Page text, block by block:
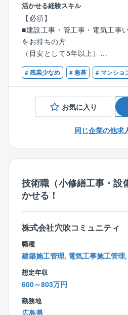
績を着実に伸ばしています。
【事業概要】
グループで展開する「サーパス
め、分譲マンションやビル等の
してマンションにお住まいの
り、資産価値を維持し続ける
す。
【具体的な業務内容】
■工事提案：フロント担当(営業
工事提案(工事の内容の説明／
います。
■工事施工管理：工事がスムー
工事業者への指導、品質チェ
■見積書作成：マンション不具
■長期修繕計画表作成：修繕工
するための修繕計画を作成しま
■設備点検の確認：関係業者に
※夜間、休日出勤は基本少なめ
場合は振替休日を取得いただき
【同ポジションで働く魅力】
■ご経験を活かして働き方改善可
年間休日129日、所定労働時間
間、フレックス制度導入等、プ
がら業務に取り組むことができ
で長期的就業が可能です！
■安定基盤で安心して就業可能！
活かせる経験スキル
【必須】
■建設工事・管工事・電気工事
をお持ちの方
（目安として5年以上）
■普通自動車免許第一種
【歓迎】
■建築士・建築施工管理技士・
気主任技術者などの資格をお
# 残業少なめ # 急募 # マンショ
お気に入り
同じ企業の他求
技術職（小修繕工事・設
かせる！
株式会社穴吹コミュニティ
職種
建築施工管理, 電気工事施工管理
想定年収
600～803万円
勤務地
広島県